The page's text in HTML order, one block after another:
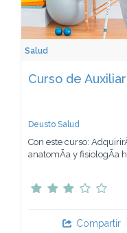
Salud
Curso de
Deusto Salud
Con este curso:
anatomÃ­a y fisiologÃ­a
Compartir